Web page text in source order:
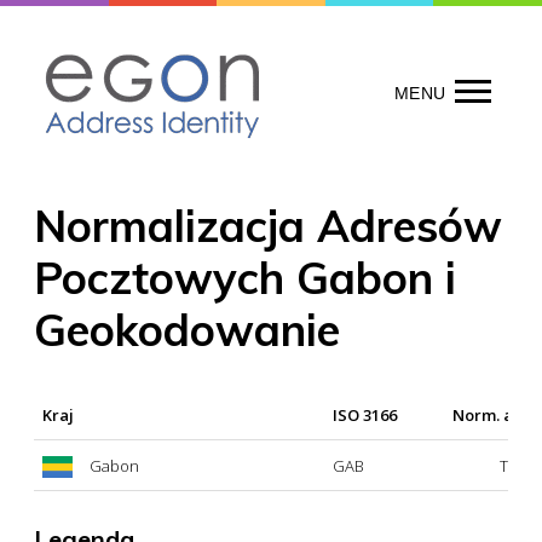
content
MENU
Normalizacja Adresów
Pocztowych Gabon i
Geokodowanie
Kraj ISO 3166 Norm.
Gabon GAB Tak